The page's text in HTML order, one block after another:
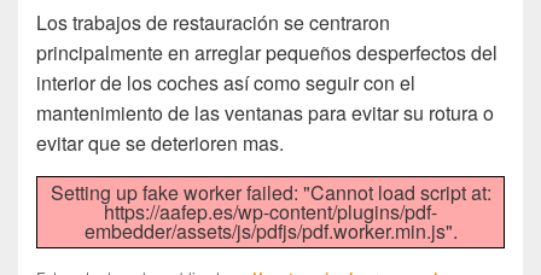
Los trabajos de restauración se centraron
principalmente en arreglar pequeños desperfectos del
interior de los coches así como seguir con el
mantenimiento de las ventanas para evitar su rotura o
evitar que se deterioren mas.
Setting up fake worker failed: "Cannot load script at:
https://aafep.es/wp-content/plugins/pdf-
embedder/assets/js/pdfjs/pdf.worker.min.js".